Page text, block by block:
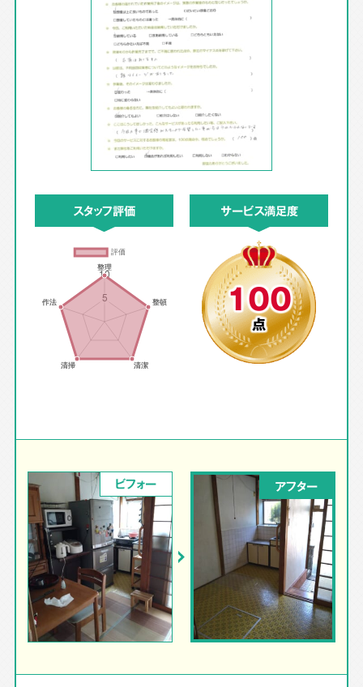
スタッフ評価 サービス満足度
100
点
ビフォー アフター